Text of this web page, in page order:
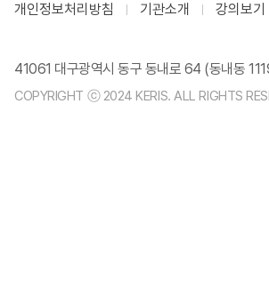
개인정보처리방침 기관소개 강의보기
41061 대구광역시 동구 동내로 64 (동내동
COPYRIGHT ⓒ 2024 KERIS. ALL RIGHTS